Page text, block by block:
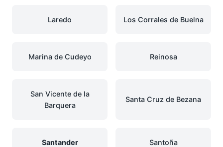
Laredo Los Corrales de Buelna
Marina de Cudeyo Reinosa
San Vicente de la
Barquera
Santa Cruz de Bezana
Santander Santoña